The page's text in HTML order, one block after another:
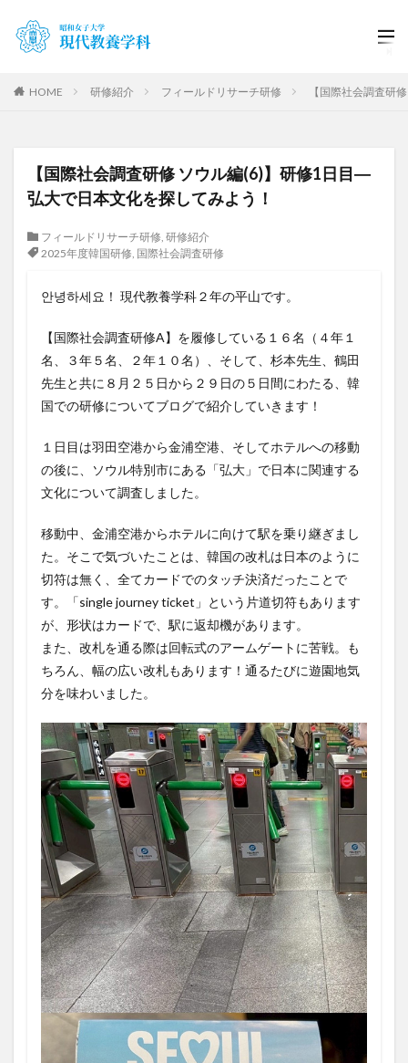
HOME 研修紹介 フィールドリサーチ研修 【国際社会調査研
【国際社会調査研修 ソウル編(6)】研修1日目―
弘大で日本文化を探してみよう！
フィールドリサーチ研修, 研修紹介
2025年度韓国研修, 国際社会調査研修
안녕하세요！ 現代教養学科２年の平山です。
【国際社会調査研修A】を履修している１６名（４年１
名、３年５名、２年１０名）、そして、杉本先生、鶴田
先生と共に８月２５日から２９日の５日間にわたる、韓
国での研修についてブログで紹介していきます！
１日目は羽田空港から金浦空港、そしてホテルへの移動
の後に、ソウル特別市にある「弘大」で日本に関連する
文化について調査しました。
移動中、金浦空港からホテルに向けて駅を乗り継ぎまし
た。そこで気づいたことは、韓国の改札は日本のように
切符は無く、全てカードでのタッチ決済だったことで
す。「single journey ticket」という片道切符もあります
が、形状はカードで、駅に返却機があります。
また、改札を通る際は回転式のアームゲートに苦戦。も
ちろん、幅の広い改札もあります！通るたびに遊園地気
分を味わいました。